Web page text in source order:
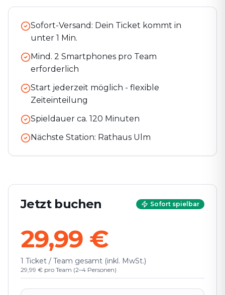
Sofort-Versand: Dein Ticket kommt in
unter 1 Min.
Mind. 2 Smartphones pro Team
erforderlich
Start jederzeit möglich - flexible
Zeiteinteilung
Spieldauer ca. 120 Minuten
Nächste Station: Rathaus Ulm
Jetzt buchen Sofort spielbar
29,99 €
1 Ticket / Team gesamt (inkl. MwSt.)
29,99 € pro Team (2–4 Personen)